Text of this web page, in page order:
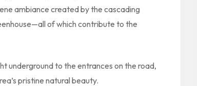
ambiance created by the cascading
of which contribute to the
underground to the entrances on the road,
pristine natural beauty.